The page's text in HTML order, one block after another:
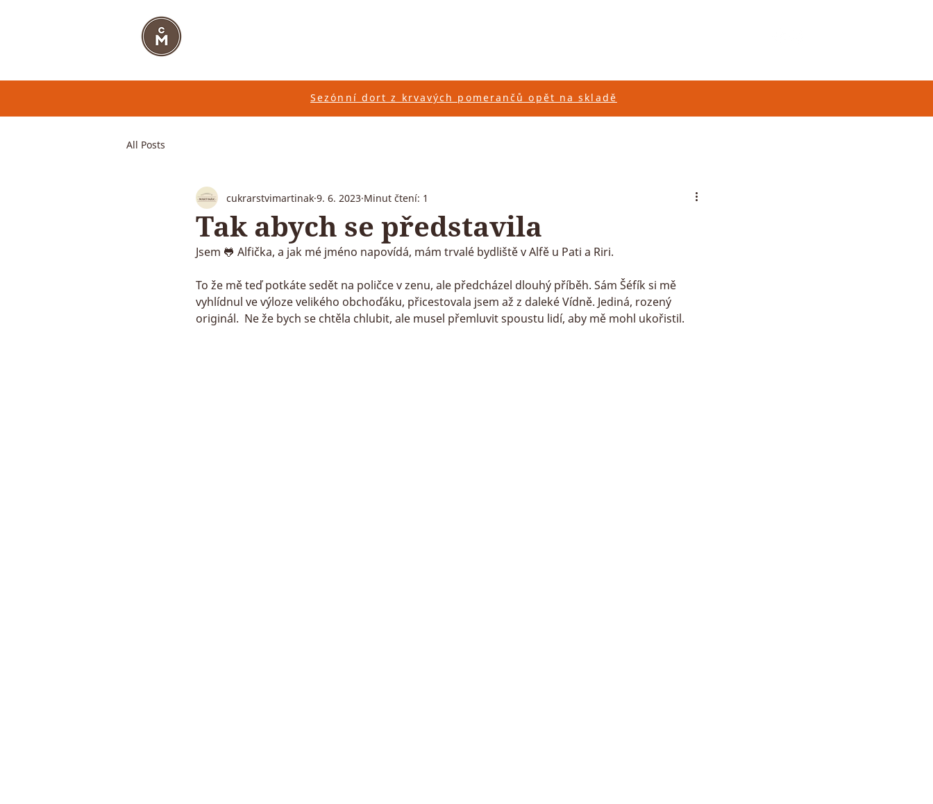
Sezónní dort z krvavých pomerančů opět na skladě
All Posts
Tak abych se představila
cukrarstvimartinak 9. 6. 2023 Minut čtení: 1
Jsem 🐸 Alfička, a jak mé jméno napovídá, mám trvalé bydliště v Alfě u Pati a Riri.
To že mě teď potkáte sedět na poličce v zenu, ale předcházel dlouhý příběh. Sám Šéfík si mě
vyhlídnul ve výloze velikého obchoďáku, přicestovala jsem až z daleké Vídně. Jediná, rozený
originál.  Ne že bych se chtěla chlubit, ale musel přemluvit spoustu lidí, aby mě mohl ukořistil.